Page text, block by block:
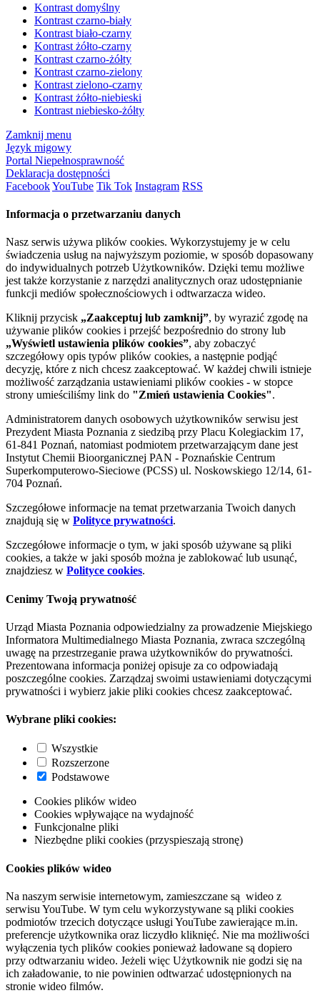
Kontrast domyślny
Kontrast czarno-biały
Kontrast biało-czarny
Kontrast żółto-czarny
Kontrast czarno-żółty
Kontrast czarno-zielony
Kontrast zielono-czarny
Kontrast żółto-niebieski
Kontrast niebiesko-żółty
Zamknij menu
Język migowy
Portal Niepełnosprawność
Deklaracja dostępności
FacebookYouTube Tik Tok Instagram RSS
Informacja o przetwarzaniu danych
Nasz serwis używa plików cookies. Wykorzystujemy je w celu
świadczenia usług na najwyższym poziomie, w sposób dopasowany
do indywidualnych potrzeb Użytkowników. Dzięki temu możliwe
jest także korzystanie z narzędzi analitycznych oraz udostępnianie
funkcji mediów społecznościowych i odtwarzacza wideo.
Kliknij przycisk „Zaakceptuj lub zamknij”, by wyrazić zgodę na
używanie plików cookies i przejść bezpośrednio do strony lub
„Wyświetl ustawienia plików cookies”, aby zobaczyć
szczegółowy opis typów plików cookies, a następnie podjąć
decyzję, które z nich chcesz zaakceptować. W każdej chwili istnieje
możliwość zarządzania ustawieniami plików cookies - w stopce
strony umieściliśmy link do "Zmień ustawienia Cookies".
Administratorem danych osobowych użytkowników serwisu jest
Prezydent Miasta Poznania z siedzibą przy Placu Kolegiackim 17,
61-841 Poznań, natomiast podmiotem przetwarzającym dane jest
Instytut Chemii Bioorganicznej PAN - Poznańskie Centrum
Superkomputerowo-Sieciowe (PCSS) ul. Noskowskiego 12/14, 61-
704 Poznań.
Szczegółowe informacje na temat przetwarzania Twoich danych
znajdują się w Polityce prywatności.
Szczegółowe informacje o tym, w jaki sposób używane są pliki
cookies, a także w jaki sposób można je zablokować lub usunąć,
znajdziesz w Polityce cookies.
Cenimy Twoją prywatność
Urząd Miasta Poznania odpowiedzialny za prowadzenie Miejskiego
Informatora Multimedialnego Miasta Poznania, zwraca szczególną
uwagę na przestrzeganie prawa użytkowników do prywatności.
Prezentowana informacja poniżej opisuje za co odpowiadają
poszczególne cookies. Zarządzaj swoimi ustawieniami dotyczącymi
prywatności i wybierz jakie pliki cookies chcesz zaakceptować.
Wybrane pliki cookies:
Wszystkie
Rozszerzone
Podstawowe
Cookies plików wideo
Cookies wpływające na wydajność
Funkcjonalne pliki
Niezbędne pliki cookies (przyspieszają stronę)
Cookies plików wideo
Na naszym serwisie internetowym, zamieszczane są wideo z
serwisu YouTube. W tym celu wykorzystywane są pliki cookies
podmiotów trzecich dotyczące usługi YouTube zawierające m.in.
preferencje użytkownika oraz liczydło kliknięć. Nie ma możliwości
wyłączenia tych plików cookies ponieważ ładowane są dopiero
przy odtwarzaniu wideo. Jeżeli więc Użytkownik nie godzi się na
ich załadowanie, to nie powinien odtwarzać udostępnionych na
stronie wideo filmów.